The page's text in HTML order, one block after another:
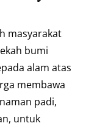
masyarakat
bumi
alam atas
membawa
padi,
untuk